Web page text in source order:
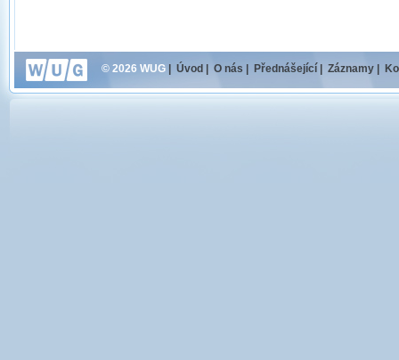
© 2026 WUG Úvod O nás Přednášející Záznamy